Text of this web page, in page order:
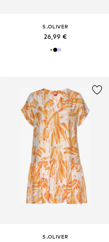
S.OLIVER
26,99 €
S.OLIVER